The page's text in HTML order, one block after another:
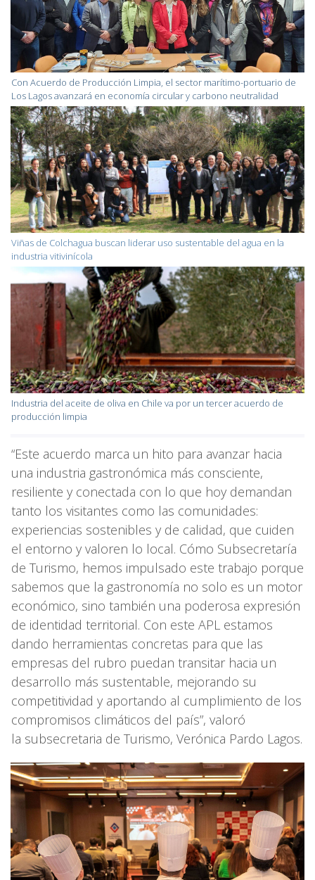
Con Acuerdo de Producción Limpia, el sector marítimo-portuario de
Los Lagos avanzará en economía circular y carbono neutralidad
Viñas de Colchagua buscan liderar uso sustentable del agua en la
industria vitivinícola
Industria del aceite de oliva en Chile va por un tercer acuerdo de
producción limpia
“Este acuerdo marca un hito para avanzar hacia
una industria gastronómica más consciente,
resiliente y conectada con lo que hoy demandan
tanto los visitantes como las comunidades:
experiencias sostenibles y de calidad, que cuiden
el entorno y valoren lo local. Cómo Subsecretaría
de Turismo, hemos impulsado este trabajo porque
sabemos que la gastronomía no solo es un motor
económico, sino también una poderosa expresión
de identidad territorial. Con este APL estamos
dando herramientas concretas para que las
empresas del rubro puedan transitar hacia un
desarrollo más sustentable, mejorando su
competitividad y aportando al cumplimiento de los
compromisos climáticos del país”, valoró
la subsecretaria de Turismo, Verónica Pardo Lagos.